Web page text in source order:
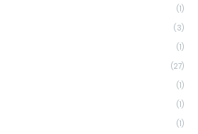
(1)
(3)
(1)
(27)
(1)
(1)
(1)